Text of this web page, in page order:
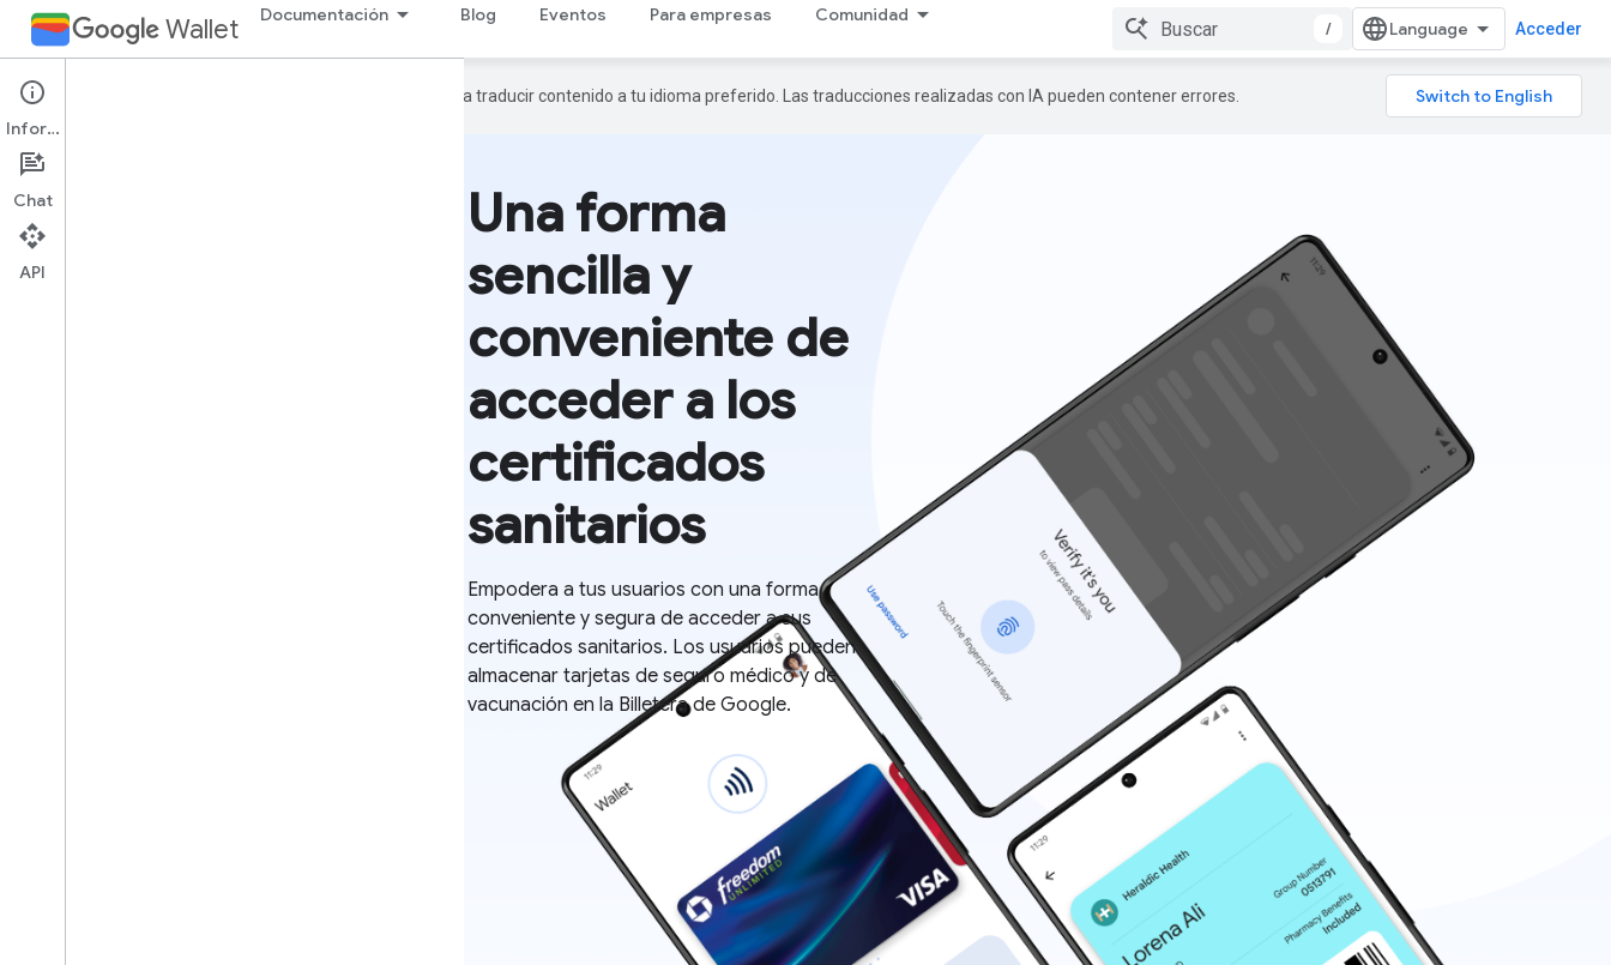
Wallet Documentación Blog Eventos Para empresas Comunidad
/ Acceder
Google utiliza tecnología de IA para traducir contenido a tu idioma preferido. Las traducciones realizadas con IA pueden contener errores.
Una forma
sencilla y
conveniente de
acceder a los
certificados
sanitarios
Empodera a tus usuarios con una forma
conveniente y segura de acceder a sus
certificados sanitarios. Los usuarios pueden
almacenar tarjetas de seguro médico y de
vacunación en la Billetera de Google.
Información
Chat
API